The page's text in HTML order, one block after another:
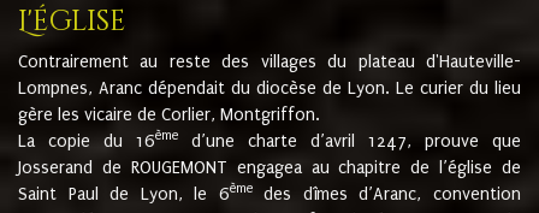
L'église
Contrairement au reste des villages du plateau d'Hauteville-
Lompnes, Aranc dépendait du diocèse de Lyon. Le curier du lieu
gère les vicaire de Corlier, Montgriffon.
La copie du 16ème
d’une charte d’avril 1247, prouve que
Josserand de ROUGEMONT engagea au chapitre de l’église de
Saint Paul de Lyon, le 6èmedes dîmes d’Aranc, convention